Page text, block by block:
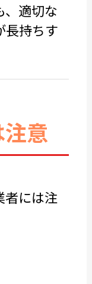
、適切な
長持ちす
意
者には注